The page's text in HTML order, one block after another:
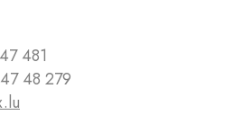
481
48 279